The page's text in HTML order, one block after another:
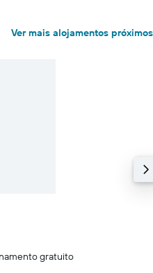
Ver mais alojamentos próximos
gratuito